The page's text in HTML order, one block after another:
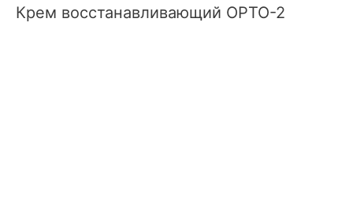
Крем восстанавливающий ОРТО-2